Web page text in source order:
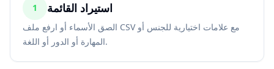
1 استيراد القائمة
الصق الأسماء أو ارفع ملف CSV مع علامات اختيارية للجنس أو
المهارة أو الدور أو اللغة.